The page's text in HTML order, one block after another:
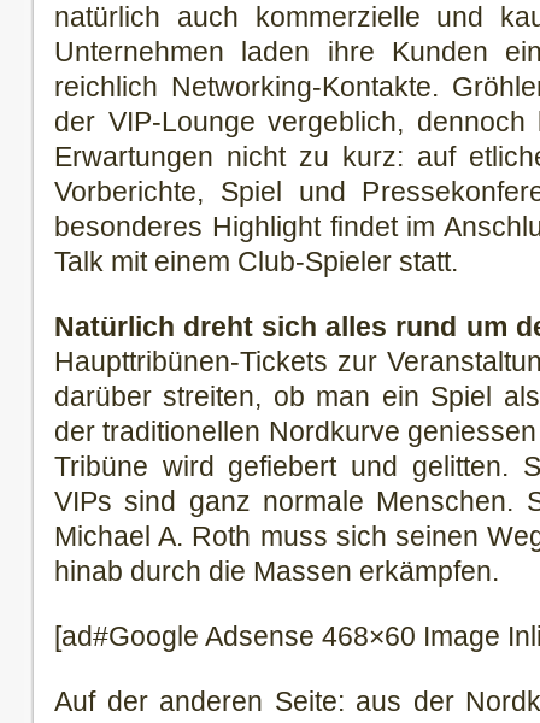
natürlich auch kommerzielle und
Unternehmen laden ihre Kunden
reichlich Networking-Kontakte.
der VIP-Lounge vergeblich,
Erwartungen nicht zu kurz: auf
Vorberichte, Spiel und
besonderes Highlight findet im
Talk mit einem Club-Spieler statt.
Natürlich dreht sich alles rund um
Haupttribünen-Tickets zur
darüber streiten, ob man ein Spiel
der traditionellen Nordkurve
Tribüne wird gefiebert und gelitten.
VIPs sind ganz normale Menschen.
Michael A. Roth muss sich seinen
hinab durch die Massen erkämpfen.
[ad#Google Adsense 468×60 Image
Auf der anderen Seite: aus der